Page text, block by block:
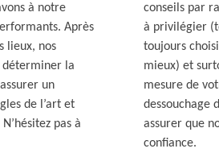
à notre
Après
lieux, nos
déterminer la
un
de l’art et
pas à
conseils par
à privilégier
toujours
mieux) et
mesure de
dessouchage
assurer que
confiance.